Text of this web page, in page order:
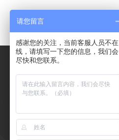
请您留言
感谢您的关注，当前客服人员不在
线，请填写一下您的信息，我们会
尽快和您联系。